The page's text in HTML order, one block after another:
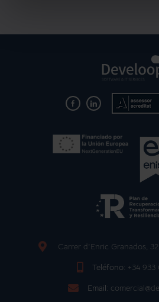
Carrer d'Enric Granados,
Teléfono: +34
Email: